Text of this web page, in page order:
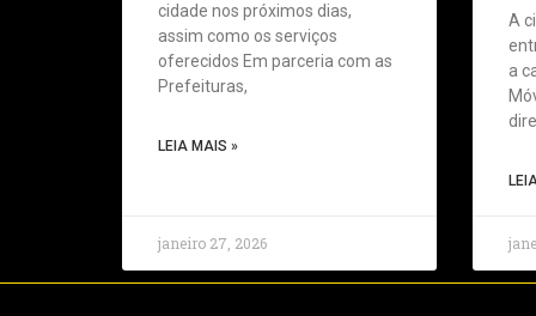
cidade nos próximos dias,
assim como os serviços
oferecidos Em parceria com as
Prefeituras,
LEIA MAIS »
janeiro 27, 2026
A
a